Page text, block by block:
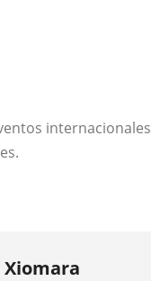
internacionales